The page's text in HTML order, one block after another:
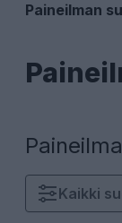
Paineilman
Kaikki